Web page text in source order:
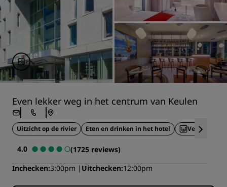
Even lekker weg in het centrum van Keulen
Uitzicht op de rivier Eten en drinken in het hotel
4.0
(1725 reviews)
Inchecken 3:00pm Uitchecken 12:00pm